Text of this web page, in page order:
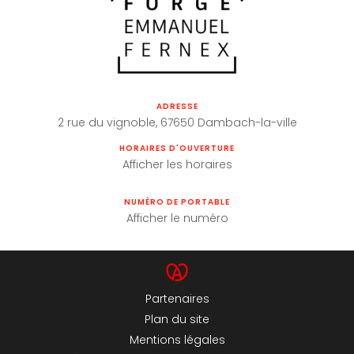
ADRESSE
2 rue du vignoble, 67650 Dambach-la-ville
HORAIRES D'OUVERTURE
Afficher les horaires
NUMÉRO DE PORTABLE
Afficher le numéro
Partenaires
Plan du site
Mentions légales